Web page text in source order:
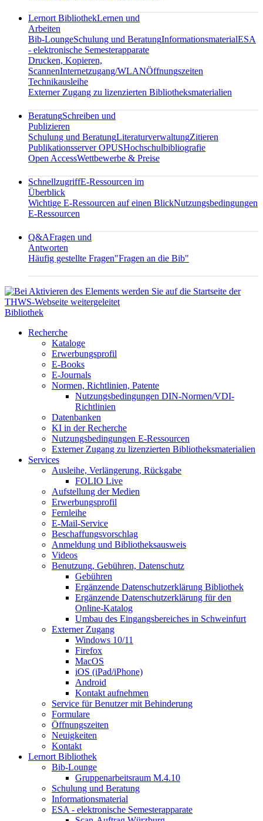
Lernort BibliothekLernen und
Arbeiten
Bib-LoungeSchulung und BeratungInformationsmaterialESA
- elektronische Semesterapparate
Drucken, Kopieren,
ScannenInternetzugang/WLANÖffnungszeiten
Technikausleihe
Externer Zugang zu lizenzierten Bibliotheksmaterialien
BeratungSchreiben und
Publizieren
Schulung und BeratungLiteraturverwaltungZitieren
Publikationsserver OPUSHochschulbibliografie
Open AccessWettbewerbe & Preise
SchnellzugriffE-Ressourcen im
Überblick
Wichtige E-Ressourcen auf einen BlickNutzungsbedingungen
E-Ressourcen
Q&AFragen und
Antworten
Häufig gestellte Fragen"Fragen an die Bib"
Bibliothek
Recherche
Kataloge
Erwerbungsprofil
E-Books
E-Journals
Normen, Richtlinien, Patente
Nutzungsbedingungen DIN-Normen/VDI-
Richtlinien
Datenbanken
KI in der Recherche
Nutzungsbedingungen E-Ressourcen
Externer Zugang zu lizenzierten Bibliotheksmaterialien
Services
Ausleihe, Verlängerung, Rückgabe
FOLIO Live
Aufstellung der Medien
Erwerbungsprofil
Fernleihe
E-Mail-Service
Beschaffungsvorschlag
Anmeldung und Bibliotheksausweis
Videos
Benutzung, Gebühren, Datenschutz
Gebühren
Ergänzende Datenschutzerklärung Bibliothek
Ergänzende Datenschutzerklärung für den
Online-Katalog
Umbau des Eingangsbereiches in Schweinfurt
Externer Zugang
Windows 10/11
Firefox
MacOS
iOS (iPad/iPhone)
Android
Kontakt aufnehmen
Service für Benutzer mit Behinderung
Formulare
Öffnungszeiten
Neuigkeiten
Kontakt
Lernort Bibliothek
Bib-Lounge
Gruppenarbeitsraum M.4.10
Schulung und Beratung
Informationsmaterial
ESA - elektronische Semesterapparate